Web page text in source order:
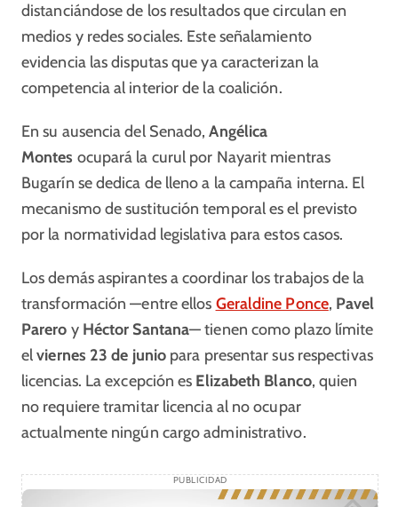
distanciándose de los resultados que circulan en
medios y redes sociales. Este señalamiento
evidencia las disputas que ya caracterizan la
competencia al interior de la coalición.
En su ausencia del Senado,Angélica
Montes ocupará la curul por Nayarit mientras
Bugarín se dedica de lleno a la campaña interna. El
mecanismo de sustitución temporal es el previsto
por la normatividad legislativa para estos casos.
Los demás aspirantes a coordinar los trabajos de la
transformación —entre ellos Geraldine Ponce, Pavel
Parero y Héctor Santana— tienen como plazo límite
elviernes 23 de junio para presentar sus respectivas
licencias. La excepción es Elizabeth Blanco, quien
no requiere tramitar licencia al no ocupar
actualmente ningún cargo administrativo.
PUBLICIDAD